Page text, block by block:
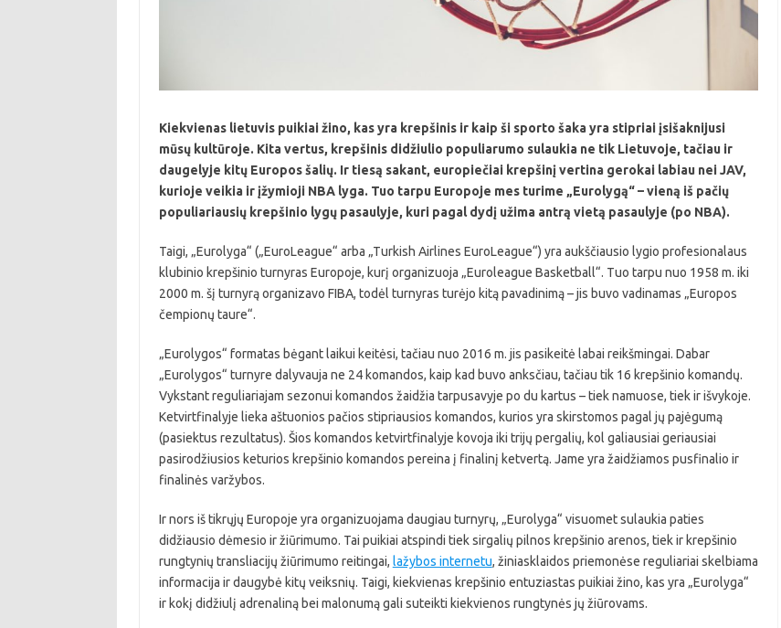
Kiekvienas lietuvis puikiai žino, kas yra krepšinis ir kaip ši sporto šaka yra stipriai įsišaknijusi
mūsų kultūroje. Kita vertus, krepšinis didžiulio populiarumo sulaukia ne tik Lietuvoje, tačiau ir
daugelyje kitų Europos šalių. Ir tiesą sakant, europiečiai krepšinį vertina gerokai labiau nei JAV,
kurioje veikia ir įžymioji NBA lyga. Tuo tarpu Europoje mes turime „Eurolygą“ – vieną iš pačių
populiariausių krepšinio lygų pasaulyje, kuri pagal dydį užima antrą vietą pasaulyje (po NBA).
Taigi, „Eurolyga“ („EuroLeague“ arba „Turkish Airlines EuroLeague“) yra aukščiausio lygio profesionalaus
klubinio krepšinio turnyras Europoje, kurį organizuoja „Euroleague Basketball“. Tuo tarpu nuo 1958 m. iki
2000 m. šį turnyrą organizavo FIBA, todėl turnyras turėjo kitą pavadinimą – jis buvo vadinamas „Europos
čempionų taure“.
„Eurolygos“ formatas bėgant laikui keitėsi, tačiau nuo 2016 m. jis pasikeitė labai reikšmingai. Dabar
„Eurolygos“ turnyre dalyvauja ne 24 komandos, kaip kad buvo anksčiau, tačiau tik 16 krepšinio komandų.
Vykstant reguliariajam sezonui komandos žaidžia tarpusavyje po du kartus – tiek namuose, tiek ir išvykoje.
Ketvirtfinalyje lieka aštuonios pačios stipriausios komandos, kurios yra skirstomos pagal jų pajėgumą
(pasiektus rezultatus). Šios komandos ketvirtfinalyje kovoja iki trijų pergalių, kol galiausiai geriausiai
pasirodžiusios keturios krepšinio komandos pereina į finalinį ketvertą. Jame yra žaidžiamos pusfinalio ir
finalinės varžybos.
Ir nors iš tikrųjų Europoje yra organizuojama daugiau turnyrų, „Eurolyga“ visuomet sulaukia paties
didžiausio dėmesio ir žiūrimumo. Tai puikiai atspindi tiek sirgalių pilnos krepšinio arenos, tiek ir krepšinio
rungtynių transliacijų žiūrimumo reitingai, lažybos internetu, žiniasklaidos priemonėse reguliariai skelbiama
informacija ir daugybė kitų veiksnių. Taigi, kiekvienas krepšinio entuziastas puikiai žino, kas yra „Eurolyga“
ir kokį didžiulį adrenaliną bei malonumą gali suteikti kiekvienos rungtynės jų žiūrovams.